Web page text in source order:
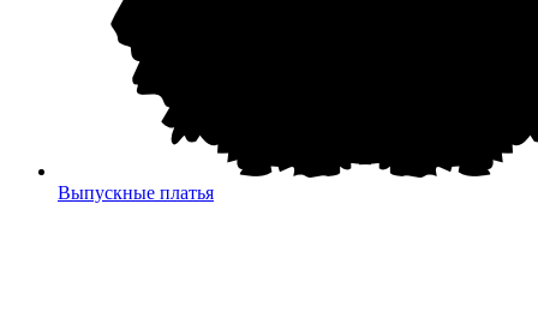
Выпускные платья